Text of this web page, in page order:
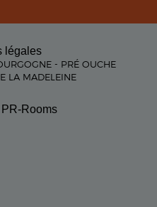
légales
- PRÉ OUCHE
LA MADELEINE
Rooms